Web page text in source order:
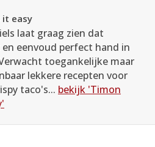
it easy
laat graag zien dat
eenvoud perfect hand in
toegankelijke maar
lekkere recepten voor
taco's... bekijk 'Timon